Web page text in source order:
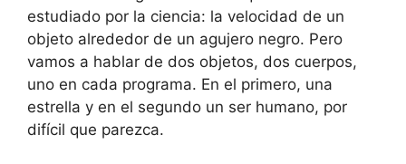
estudiado por la ciencia: la velocidad de un
objeto alrededor de un agujero negro. Pero
vamos a hablar de dos objetos, dos cuerpos,
uno en cada programa. En el primero, una
estrella y en el segundo un ser humano, por
difícil que parezca.